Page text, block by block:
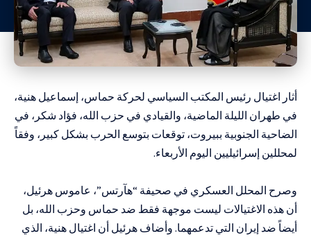
أثار اغتيال رئيس المكتب السياسي لحركة حماس، إسماعيل هنية،
في طهران الليلة الماضية، والقيادي في حزب الله، فؤاد شكر، في
الضاحية الجنوبية ببيروت، توقعات بتوسع الحرب بشكل كبير، وفقاً
لمحللين إسرائيليين اليوم الأربعاء.
وصرح المحلل العسكري في صحيفة “هآرتس”، عاموس هرئيل،
أن هذه الاغتيالات ليست موجهة فقط ضد حماس وحزب الله، بل
أيضاً ضد إيران التي تدعمهما. وأضاف هرئيل أن اغتيال هنية، الذي